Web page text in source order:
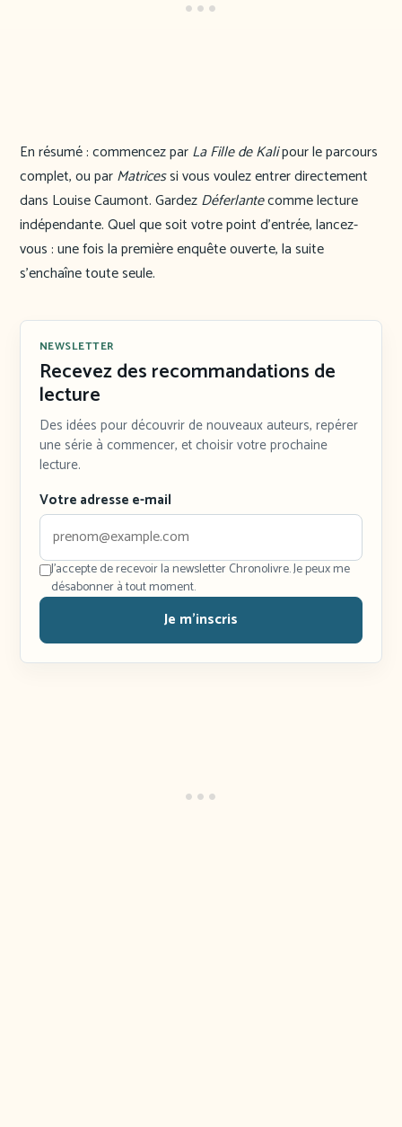
En résumé : commencez parLa Fille de Kalipour le parcours
complet, ou parMatricessi vous voulez entrer directement
dans Louise Caumont. GardezDéferlantecomme lecture
indépendante. Quel que soit votre point d’entrée, lancez-
vous : une fois la première enquête ouverte, la suite
s’enchaîne toute seule.
NEWSLETTER
Recevez des recommandations de
lecture
Des idées pour découvrir de nouveaux auteurs, repérer
une série à commencer, et choisir votre prochaine
lecture.
Votre adresse e-mail
J'accepte de recevoir la newsletter Chronolivre. Je peux me
désabonner à tout moment.